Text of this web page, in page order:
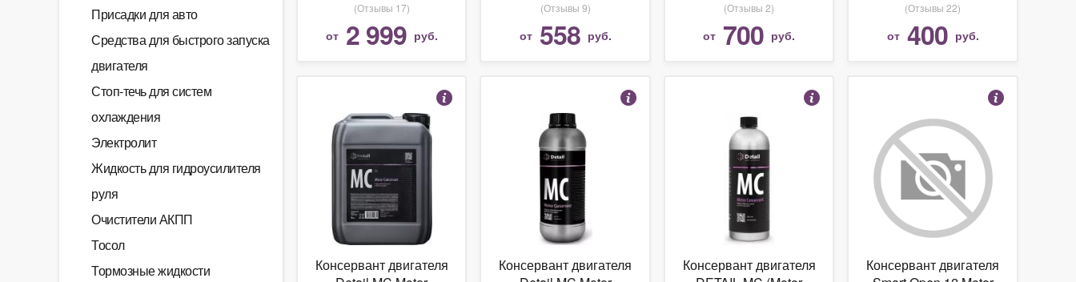
Присадки для авто
Средства для быстрого запуска
двигателя
Стоп-течь для систем
охлаждения
Электролит
Жидкость для гидроусилителя
руля
Очистители АКПП
Тосол
Тормозные жидкости
(Отзывы 17)
от 2 999 руб.
(Отзывы 9)
от 558 руб.
(Отзывы 2)
от 700 руб.
(Отзывы 22)
от 400 руб.
Консервант двигателя
Консервант двигателя
Консервант двигателя
Консервант двигателя